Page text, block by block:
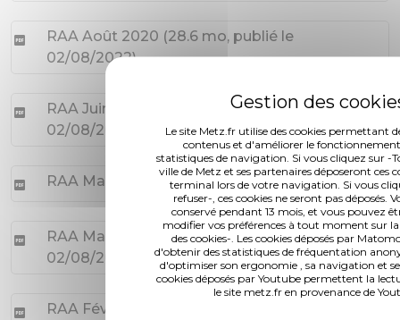
Le site Metz.fr utilise des cookies permettant
contenus et d'améliorer le
statistiques de navigation. Si vous cliquez sur -
ville de Metz et ses partenaires déposeront ces
terminal lors de votre navigation. Si vous
refuser-, ces cookies ne seront pas déposés.
conservé pendant 13 mois, et vous pouvez
modifier vos préférences à tout moment sur
des cookies-. Les cookies déposés par
d'obtenir des statistiques de fréquentation
d'optimiser son ergonomie , sa navigation et
cookies déposés par Youtube permettent la
le site metz.fr en provenance de
RAA Août 2020 (28.6 mo, publié le
02/08/2022)
RAA Juin/Juillet 2020 54.7 mo, publié le
02/08/2022
RAA Mai 2020 8.7 mo, publié le 02/08/2022)
RAA Mars/Avril 2020(2.0 mo, publié le
02/08/2022
RAA Février 2020